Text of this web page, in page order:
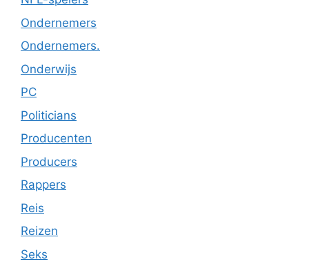
Ondernemers
Ondernemers.
Onderwijs
PC
Politicians
Producenten
Producers
Rappers
Reis
Reizen
Seks